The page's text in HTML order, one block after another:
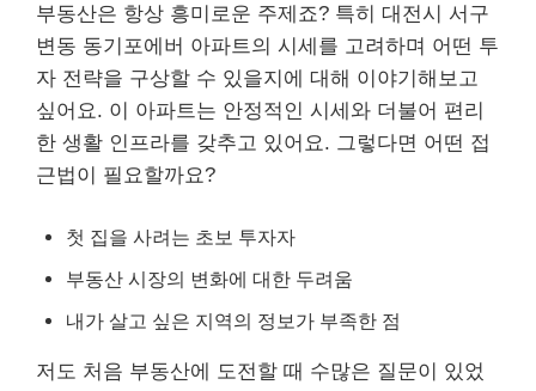
부동산은 항상 흥미로운 주제죠? 특히 대전시 서구
변동 동기포에버 아파트의 시세를 고려하며 어떤 투
자 전략을 구상할 수 있을지에 대해 이야기해보고
싶어요. 이 아파트는 안정적인 시세와 더불어 편리
한 생활 인프라를 갖추고 있어요. 그렇다면 어떤 접
근법이 필요할까요?
첫 집을 사려는 초보 투자자
부동산 시장의 변화에 대한 두려움
내가 살고 싶은 지역의 정보가 부족한 점
저도 처음 부동산에 도전할 때 수많은 질문이 있었